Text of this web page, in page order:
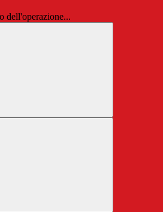
dell'operazione...